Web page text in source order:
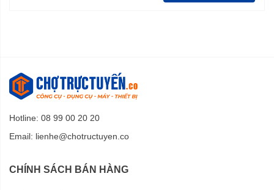
Hotline: 08 99 00 20 20
Email: lienhe@chotructuyen.co
CHÍNH SÁCH BÁN HÀNG